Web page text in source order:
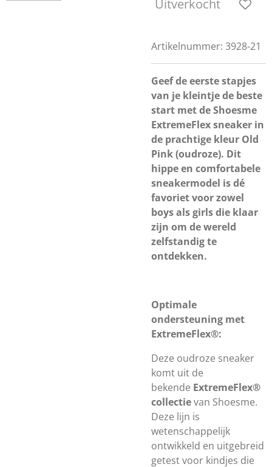
Uitverkocht
Artikelnummer: 3928-21
Geef de eerste stapjes
van je kleintje de beste
start met de Shoesme
ExtremeFlex sneaker in
de prachtige kleur Old
Pink (oudroze). Dit
hippe en comfortabele
sneakermodel is dé
favoriet voor zowel
boys als girls die klaar
zijn om de wereld
zelfstandig te
ontdekken.
Optimale
ondersteuning met
ExtremeFlex®:
Deze oudroze sneaker
komt uit de
bekende ExtremeFlex®
collectievan Shoesme.
Deze lijn is
wetenschappelijk
ontwikkeld en uitgebreid
getest voor kindjes die